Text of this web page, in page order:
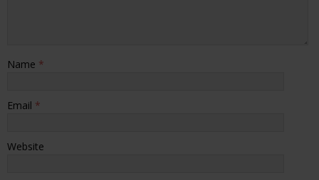
Name *
Email *
Website